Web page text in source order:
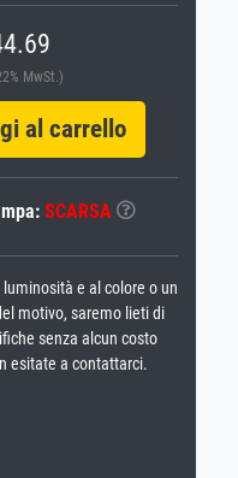
MwSt.)
al carrello
SCARSA
e al colore o un
motivo, saremo lieti di
senza alcun costo
esitate a contattarci.